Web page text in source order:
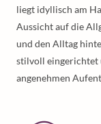
liegt idyllisch am
Aussicht auf die
und den Alltag
stilvoll eingerichtet
angenehmen